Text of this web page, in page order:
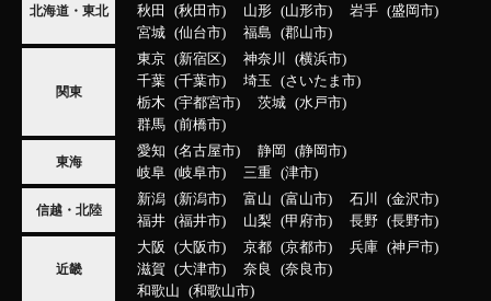
北海道・東北
秋田
秋田市 山形 山形市 岩手
盛岡市
宮城
仙台市 福島 郡山市
関東
東京 新宿区 神奈川
横浜市
千葉
千葉市 埼玉
さいたま市
栃木
宇都宮市 茨城
水戸市
群馬
前橋市
東海
愛知 名古屋市 静岡
静岡市
岐阜
岐阜市 三重 津市
信越・北陸
新潟 新潟市 富山 富山市 石川
金沢市
福井
福井市 山梨 甲府市 長野 長野市
近畿
大阪 大阪市 京都 京都市 兵庫
神戸市
滋賀
大津市 奈良
奈良市
和歌山
和歌山市